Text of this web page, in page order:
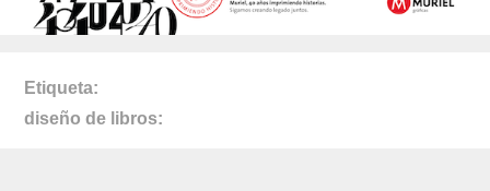
Etiqueta
diseño de libros